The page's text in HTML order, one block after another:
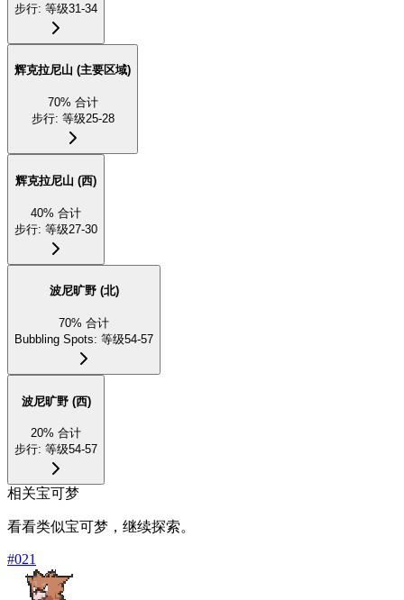
步行: 等级31-34
辉克拉尼山 (主要区域)
70% 合计
步行: 等级25-28
辉克拉尼山 (西)
40% 合计
步行: 等级27-30
波尼旷野 (北)
70% 合计
Bubbling Spots: 等级54-57
波尼旷野 (西)
20% 合计
步行: 等级54-57
相关宝可梦
看看类似宝可梦，继续探索。
#021